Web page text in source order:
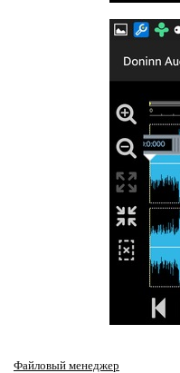
Файловый менеджер